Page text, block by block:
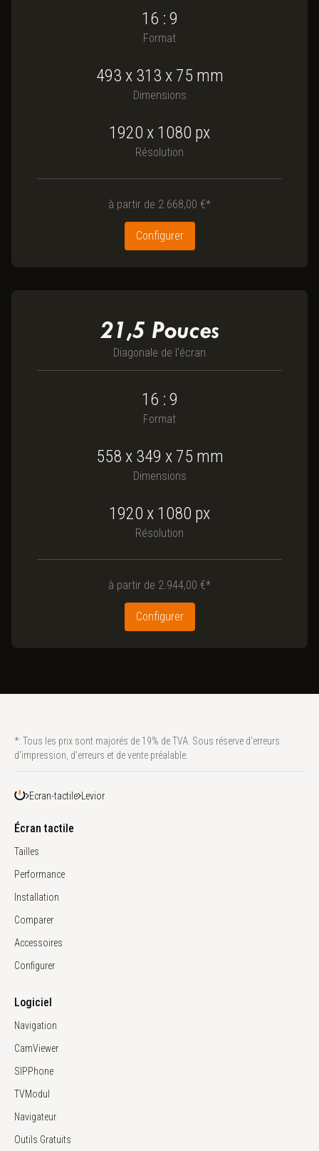
Format
16 : 9
Dimensions
493 x 313 x 75 mm
Résolution
1920 x 1080 px
à partir de 2.668,00 €*
Configurer
Diagonale de l'écran
21,5 Pouces
Format
16 : 9
Dimensions
558 x 349 x 75 mm
Résolution
1920 x 1080 px
à partir de 2.944,00 €*
Configurer
*: Tous les prix sont majorés de 19% de TVA. Sous réserve d'erreurs
d'impression, d'erreurs et de vente préalable.
Ecran-tactile Levior
Écran tactile
Tailles
Performance
Installation
Comparer
Accessoires
Configurer
Logiciel
Navigation
CamViewer
SIPPhone
TVModul
Navigateur
Outils Gratuits